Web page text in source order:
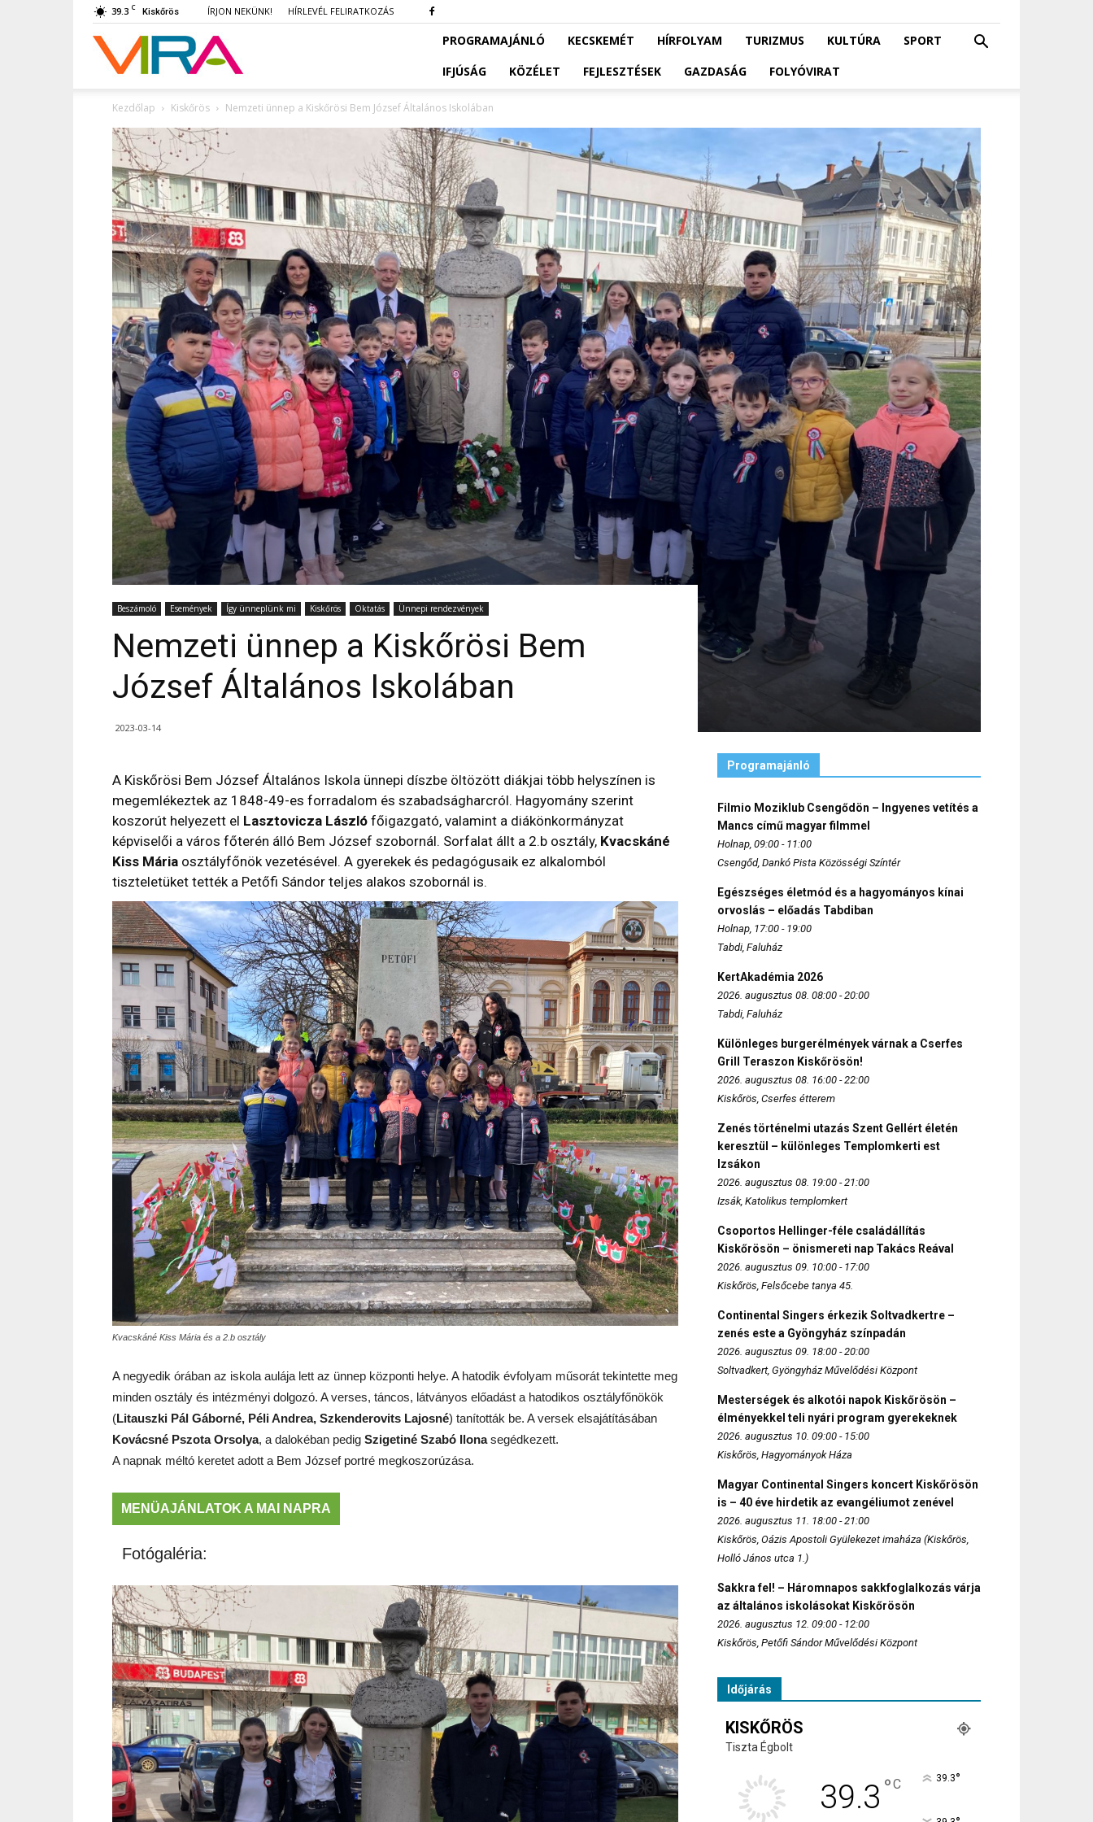
39.3 C Kiskőrös ÍRJON NEKÜNK! HÍRLEVÉL FELIRATKOZÁS
VIRA PROGRAMAJÁNLÓ KECSKEMÉT HÍRFOLYAM TURIZMUS KULTÚRA
SPORT
IFJÚSÁG
KÖZÉLET FEJLESZTÉSEK GAZDASÁG FOLYÓVIRAT
Kezdőlap Kiskőrös Nemzeti ünnep a Kiskőrösi Bem József Általános Iskolában
Beszámoló Események Így ünneplünk mi Kiskőrös Oktatás Ünnepi rendezvények
Nemzeti ünnep a Kiskőrösi Bem
József Általános Iskolában
2023-03-14
A Kiskőrösi Bem József Általános Iskola ünnepi díszbe öltözött diákjai több helyszínen is
megemlékeztek az 1848-49-es forradalom és szabadságharcról. Hagyomány szerint
koszorút helyezett el Lasztovicza László főigazgató, valamint a diákönkormányzat
képviselői a város főterén álló Bem József szobornál. Sorfalat állt a 2.b osztály, Kvacskáné
Kiss Mária osztályfőnök vezetésével. A gyerekek és pedagógusaik ez alkalomból
tiszteletüket tették a Petőfi Sándor teljes alakos szobornál is.
Kvacskáné Kiss Mária és a 2.b osztály
A negyedik órában az iskola aulája lett az ünnep központi helye. A hatodik évfolyam műsorát tekintette meg
minden osztály és intézményi dolgozó. A verses, táncos, látványos előadást a hatodikos osztályfőnökök
(Litauszki Pál Gáborné, Péli Andrea, Szkenderovits Lajosné) tanították be. A versek elsajátításában
Kovácsné Pszota Orsolya, a dalokéban pedig Szigetiné Szabó Ilonasegédkezett.
A napnak méltó keretet adott a Bem József portré megkoszorúzása.
MENÜAJÁNLATOK A MAI NAPRA
Fotógaléria:
Programajánló
Filmio Moziklub Csengődön – Ingyenes vetítés a
Mancs című magyar filmmel
Holnap, 09:00 - 11:00
Csengőd, Dankó Pista Közösségi Színtér
Egészséges életmód és a hagyományos kínai
orvoslás – előadás Tabdiban
Holnap, 17:00 - 19:00
Tabdi, Faluház
KertAkadémia 2026
2026. augusztus 08. 08:00 - 20:00
Tabdi, Faluház
Különleges burgerélmények várnak a Cserfes
Grill Teraszon Kiskőrösön!
2026. augusztus 08. 16:00 - 22:00
Kiskőrös, Cserfes étterem
Zenés történelmi utazás Szent Gellért életén
keresztül – különleges Templomkerti est
Izsákon
2026. augusztus 08. 19:00 - 21:00
Izsák, Katolikus templomkert
Csoportos Hellinger-féle családállítás
Kiskőrösön – önismereti nap Takács Reával
2026. augusztus 09. 10:00 - 17:00
Kiskőrös, Felsőcebe tanya 45.
Continental Singers érkezik Soltvadkertre –
zenés este a Gyöngyház színpadán
2026. augusztus 09. 18:00 - 20:00
Soltvadkert, Gyöngyház Művelődési Központ
Mesterségek és alkotói napok Kiskőrösön –
élményekkel teli nyári program gyerekeknek
2026. augusztus 10. 09:00 - 15:00
Kiskőrös, Hagyományok Háza
Magyar Continental Singers koncert Kiskőrösön
is – 40 éve hirdetik az evangéliumot zenével
2026. augusztus 11. 18:00 - 21:00
Kiskőrös, Oázis Apostoli Gyülekezet imaháza (Kiskőrös,
Holló János utca 1.)
Sakkra fel! – Háromnapos sakkfoglalkozás várja
az általános iskolásokat Kiskőrösön
2026. augusztus 12. 09:00 - 12:00
Kiskőrös, Petőfi Sándor Művelődési Központ
Időjárás
KISKŐRÖS
Tiszta Égbolt
39.3 °C 39.3°